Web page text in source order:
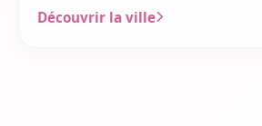
Découvrir la ville